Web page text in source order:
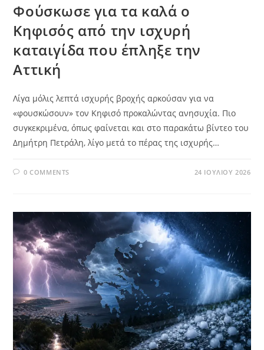
Φούσκωσε για τα καλά ο
Κηφισός από την ισχυρή
καταιγίδα που έπληξε την
Αττική
Λίγα μόλις λεπτά ισχυρής βροχής αρκούσαν για να
«φουσκώσουν» τον Κηφισό προκαλώντας ανησυχία. Πιο
συγκεκριμένα, όπως φαίνεται και στο παρακάτω βίντεο του
Δημήτρη Πετράλη, λίγο μετά το πέρας της ισχυρής…
0 COMMENTS 24 ΙΟΥΛΊΟΥ 2026